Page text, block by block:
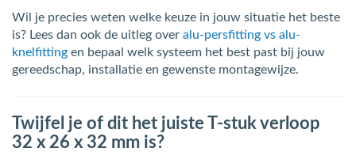
Wil je precies weten welke keuze in jouw situatie het beste
is? Lees dan ook de uitleg over alu-persfitting vs alu-
knelfitting en bepaal welk systeem het best past bij jouw
gereedschap, installatie en gewenste montagewijze.
Twijfel je of dit het juiste T-stuk verloop
32 x 26 x 32 mm is?